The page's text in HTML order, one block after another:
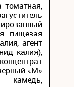
томатная,
пищевая
агент
калия),
«М»
камедь,